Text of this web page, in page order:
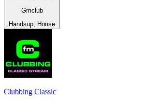
Gmclub
Handsup, House
Clubbing Classic